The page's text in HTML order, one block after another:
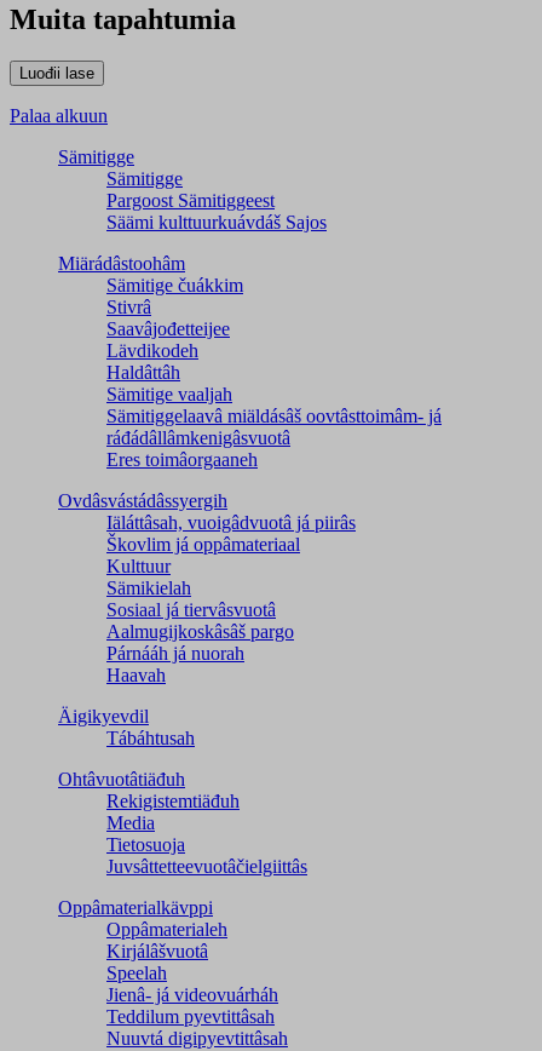
Muita tapahtumia
Palaa alkuun
Sämitigge
Sämitigge
Pargoost Sämitiggeest
Säämi kulttuurkuávdáš Sajos
Miärádâstoohâm
Sämitige čuákkim
Stivrâ
Saavâjođetteijee
Lävdikodeh
Haldâttâh
Sämitige vaaljah
Sämitiggelaavâ miäldásâš oovtâsttoimâm- já
ráđádâllâmkenigâsvuotâ
Eres toimâorgaaneh
Ovdâsvástádâssyergih
Iäláttâsah, vuoigâdvuotâ já piirâs
Škovlim já oppâmateriaal
Kulttuur
Sämikielah
Sosiaal já tiervâsvuotâ
Aalmugijkoskâsâš pargo
Párnááh já nuorah
Haavah
Äigikyevdil
Tábáhtusah
Ohtâvuotâtiäđuh
Rekigistemtiäđuh
Media
Tietosuoja
Juvsâttetteevuotâčielgiittâs
Oppâmaterialkävppi
Oppâmaterialeh
Kirjálâšvuotâ
Speelah
Jienâ- já videovuárháh
Teddilum pyevtittâsah
Nuuvtá digipyevtittâsah